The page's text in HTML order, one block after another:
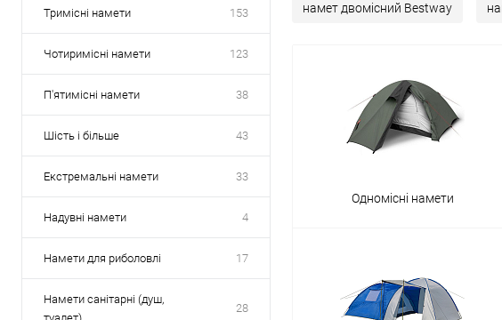
Тримісні намети 153
Чотиримісні намети 123
П'ятимісні намети 38
Шість і більше 43
Екстремальні намети 33
Надувні намети 4
Намети для риболовлі 17
Намети санітарні (душ,
28
намет двомісний Bestway
Одномісні намети